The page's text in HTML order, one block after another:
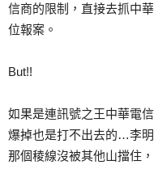
信商的限制，直接去抓中
位報案。
But!!
如果是連訊號之王中華電
爆掉也是打不出去的…李
那個稜線沒被其他山擋住